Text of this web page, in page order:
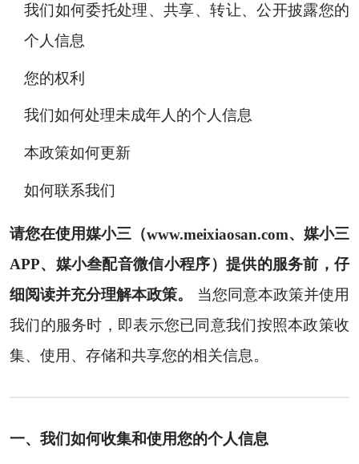
我们如何委托处理、共享、转让、公开披露您的
个人信息
您的权利
我们如何处理未成年人的个人信息
本政策如何更新
如何联系我们
请您在使用媒小三（www.meixiaosan.com、媒小三
APP、媒小叁配音微信小程序）提供的服务前，仔
细阅读并充分理解本政策。
当您同意本政策并使用
我们的服务时，即表示您已同意我们按照本政策收
集、使用、存储和共享您的相关信息。
一、我们如何收集和使用您的个人信息